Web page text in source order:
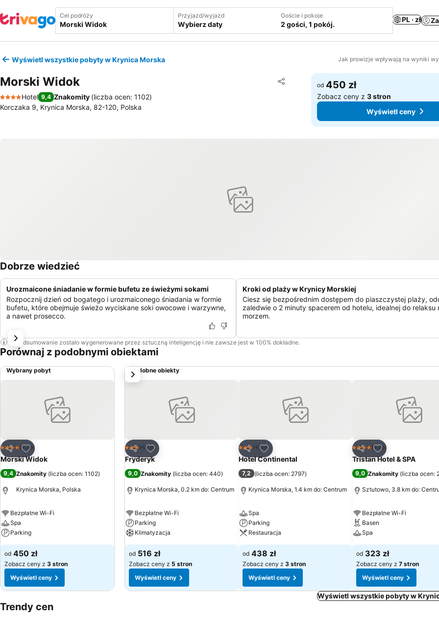
Cel podróży Przyjazd/wyjazd
Wybierz daty
Goście i pokoje
2 gości, 1 pokój.
PL · zł
Wyświetl wszystkie pobyty w Krynica Morska Jak prowizje wpływają na wyniki
Morski Widok Udostępnij
Dodaj do ulubionych
4 Kategoria
Hotel 9,4 Znakomity (liczba ocen: 1102)
Korczaka 9, Krynica Morska, 82-120, Polska
od 450 zł
Zobacz ceny z3 stron
Wyświetl ceny
Dobrze wiedzieć
Urozmaicone śniadanie w formie bufetu ze świeżymi sokami
Rozpocznij dzień od bogatego i urozmaiconego śniadania w formie
bufetu, które obejmuje świeżo wyciskane soki owocowe i warzywne,
a nawet prosecco.
Kroki od plaży w Krynicy Morskiej
Ciesz się bezpośrednim dostępem do piaszczystej plaży,
zaledwie o 2 minuty spacerem od hotelu, idealnej do relaksu
morzem.
To podsumowanie zostało wygenerowane przez sztuczną inteligencję i nie zawsze jest w 100% dokładne.
Porównaj z podobnymi obiektami
Wybrany pobyt
Udostępnij
Dodaj do ulubionych
4 Kategoria
Hotel
Morski Widok
9,4 Znakomity (liczba ocen: 1102)
Krynica Morska, Polska
Bezpłatne Wi-Fi
Spa
Parking
od 450 zł
Zobacz ceny z 3 stron
Wyświetl ceny
Podobne obiekty
Udostępnij
Dodaj do ulubionych
3 Kategoria
Hotel
Fryderyk
9,0 Znakomity (liczba ocen: 440)
Krynica Morska, 0.2 km do: Centrum
Bezpłatne Wi-Fi
Parking
Klimatyzacja
od 516 zł
Zobacz ceny z 5 stron
Wyświetl ceny
Udostępnij
Dodaj do ulubionych
3 Kategoria
Hotel
Hotel Continental
7,2 (liczba ocen: 2797)
Krynica Morska, 1.4 km do: Centrum
Spa
Parking
Restauracja
od 438 zł
Zobacz ceny z 3 stron
Wyświetl ceny
Udostępnij
Dodaj do
4 Kategoria
Hotel
Tristan Hotel & SPA
9,0 Znakomity (liczba ocen:
Sztutowo, 3.8 km do:
Bezpłatne Wi-Fi
Basen
Spa
od 323 zł
Zobacz ceny z 7 stron
Wyświetl ceny
Następny
Wyświetl wszystkie pobyty w
Trendy cen